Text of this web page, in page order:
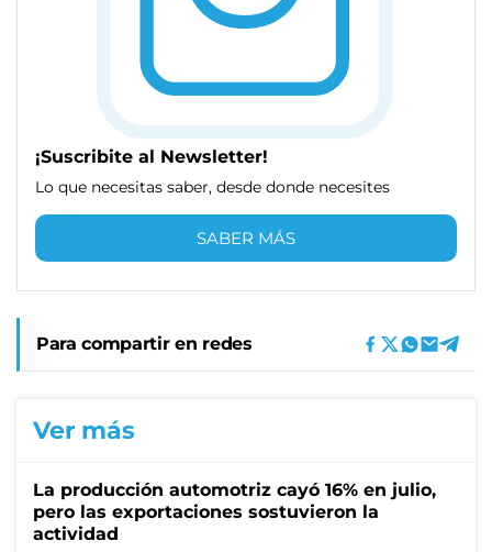
¡Suscribite al Newsletter!
Lo que necesitas saber, desde donde necesites
SABER MÁS
Para compartir en redes
Ver más
La producción automotriz cayó 16% en julio,
pero las exportaciones sostuvieron la
actividad